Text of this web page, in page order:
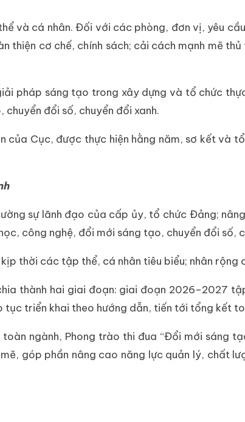
và cá nhân. Đối với các phòng, đơn vị, yêu
thiện cơ chế, chính sách; cải cách mạnh mẽ
pháp sáng tạo trong xây dựng và tổ chức
đổi số, chuyển đổi xanh.
của Cục, được thực hiện hằng năm, sơ kết và
sự lãnh đạo của cấp ủy, tổ chức Đảng;
công nghệ, đổi mới sáng tạo, chuyển đổi số,
thời các tập thể, cá nhân tiêu biểu; nhân rộng
thành hai giai đoạn: giai đoạn 2026–2027
triển khai theo hướng dẫn, tiến tới tổng kết
ngành, Phong trào thi đua “Đổi mới sáng
góp phần nâng cao năng lực quản lý, chất